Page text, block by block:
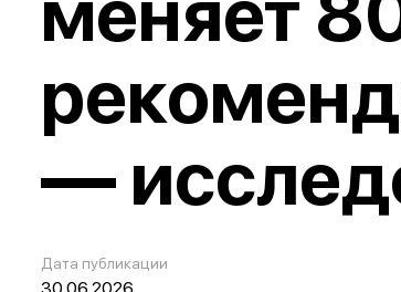
—
Дата публикации